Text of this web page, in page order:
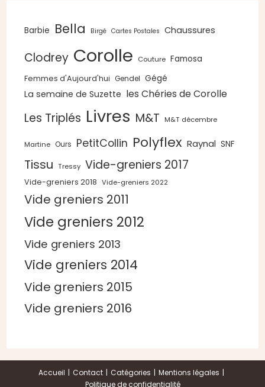
Barbie Bella Birgé Cartes Postales Chaussures
Clodrey Corolle Couture Famosa
Femmes d'Aujourd'hui Gendel Gégé
La semaine de Suzette les Chéries de Corolle
Les Triplés Livres M&T M&T décembre
Martine Ours PetitCollin Polyflex Raynal SNF
Tissu Tressy Vide-greniers 2017
Vide-greniers 2018 Vide-greniers 2022
Vide greniers 2011
Vide greniers 2012
Vide greniers 2013
Vide greniers 2014
Vide greniers 2015
Vide greniers 2016
Accueil Contact Catégories
Mentions légales
Politique de confidentialité